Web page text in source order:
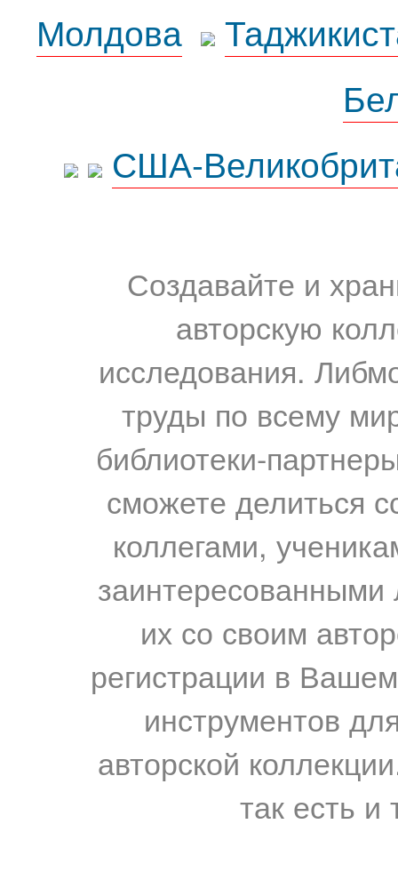
Молдова
США-
Создавайте и
авторскую
исследования.
труды по всему
библиотеки-
сможете делиться
коллегами,
их со своим
регистрации в
инструментов
авторской
так есть и